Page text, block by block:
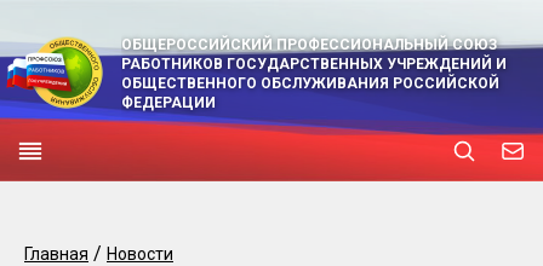
ОБЩЕРОССИЙСКИЙ ПРОФЕССИОНАЛЬНЫЙ СОЮЗ
РАБОТНИКОВ ГОСУДАРСТВЕННЫХ УЧРЕЖДЕНИЙ И
ОБЩЕСТВЕННОГО ОБСЛУЖИВАНИЯ РОССИЙСКОЙ
ФЕДЕРАЦИИ
Главная / Новости